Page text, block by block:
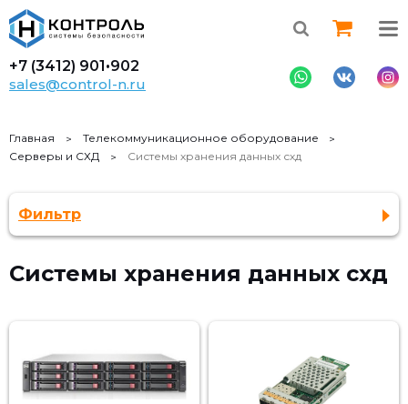
+7 (3412) 901•902
sales@control-n.ru
Главная
Телекоммуникационное оборудование
Серверы и СХД
Системы хранения данных схд
Системы хранения данных схд
Фильтр